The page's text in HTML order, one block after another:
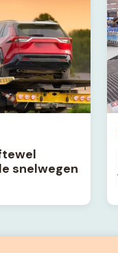
snelwegen